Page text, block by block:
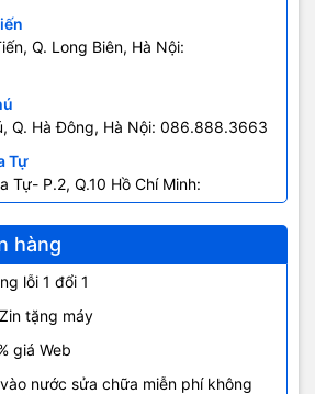
Q. Long Biên, Hà Nội:
Q. Hà Đông, Hà Nội: 086.888.3663
Tự
Tự- P.2, Q.10 Hồ Chí Minh:
hàng
lỗi 1 đổi 1
tặng máy
giá Web
nước sửa chữa miễn phí không